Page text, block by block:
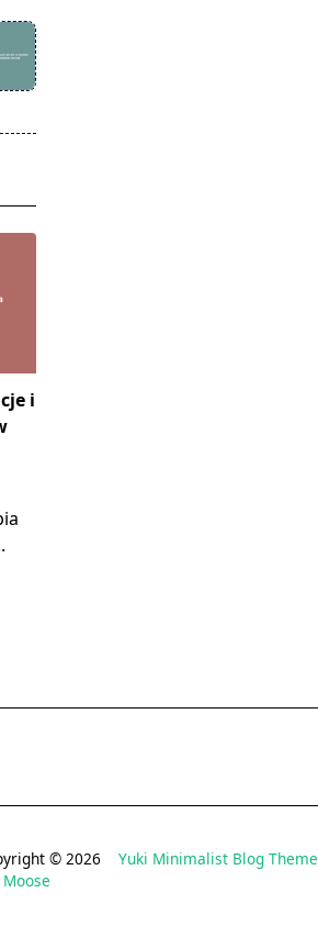
i
© 2026Yuki Minimalist Blog Theme
Moose